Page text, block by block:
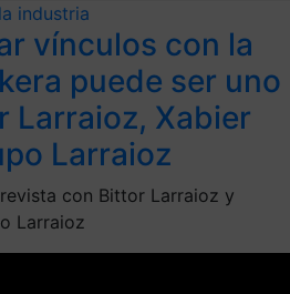
industria
vínculos con la
puede ser uno
Larraioz, Xabier
Larraioz
con Bittor Larraioz y
Larraioz